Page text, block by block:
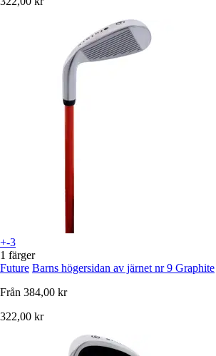
+-3
1 färger
Future Barns högersidan av järnet nr 9 Graphite
Från 384,00 kr
322,00 kr